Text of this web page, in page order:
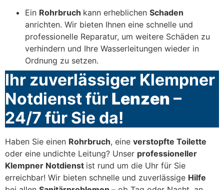
Ein Rohrbruch kann erheblichen Schaden
anrichten. Wir bieten Ihnen eine schnelle und
professionelle Reparatur, um weitere Schäden zu
verhindern und Ihre Wasserleitungen wieder in
Ordnung zu setzen.
Ihr zuverlässiger Klempner
Notdienst für Lenzen –
24/7 für Sie da!
Haben Sie einen Rohrbruch, eine verstopfte Toilette
oder eine undichte Leitung? Unser professioneller
Klempner Notdienst ist rund um die Uhr für Sie
erreichbar! Wir bieten schnelle und zuverlässige Hilfe